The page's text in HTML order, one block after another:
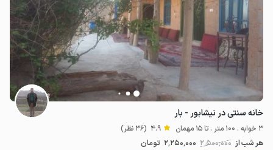
خانه سنتی در نیشابور - بار
3 خوابه . 100 متر . تا 15 مهمان 4.9 (36 نظر)
هر شب از 2٬500٬000 2٬250٬000 تومان